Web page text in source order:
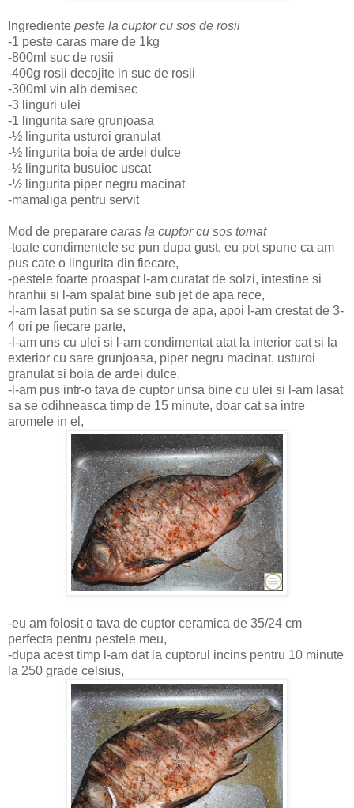
Ingrediente peste la cuptor cu sos de rosii
-1 peste caras mare de 1kg
-800ml suc de rosii
-400g rosii decojite in suc de rosii
-300ml vin alb demisec
-3 linguri ulei
-1 lingurita sare grunjoasa
-½ lingurita usturoi granulat
-½ lingurita boia de ardei dulce
-½ lingurita busuioc uscat
-½ lingurita piper negru macinat
-mamaliga pentru servit
Mod de preparare caras la cuptor cu sos tomat
-toate condimentele se pun dupa gust, eu pot spune ca am
pus cate o lingurita din fiecare,
-pestele foarte proaspat l-am curatat de solzi, intestine si
hranhii si l-am spalat bine sub jet de apa rece,
-l-am lasat putin sa se scurga de apa, apoi l-am crestat de 3-
4 ori pe fiecare parte,
-l-am uns cu ulei si l-am condimentat atat la interior cat si la
exterior cu sare grunjoasa, piper negru macinat, usturoi
granulat si boia de ardei dulce,
-l-am pus intr-o tava de cuptor unsa bine cu ulei si l-am lasat
sa se odihneasca timp de 15 minute, doar cat sa intre
aromele in el,
-eu am folosit o tava de cuptor ceramica de 35/24 cm
perfecta pentru pestele meu,
-dupa acest timp l-am dat la cuptorul incins pentru 10 minute
la 250 grade celsius,